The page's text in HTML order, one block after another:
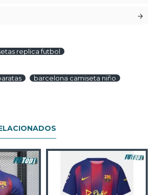
replica futbol
barcelona camiseta niño